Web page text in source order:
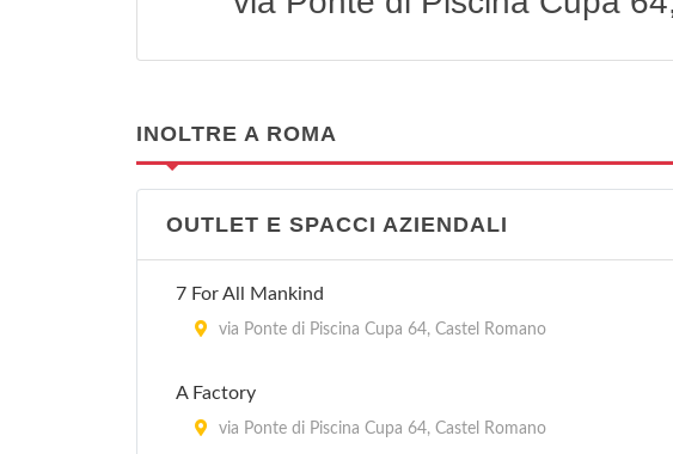
INOLTRE A ROMA
OUTLET E SPACCI AZIENDALI
7 For All Mankind
via Ponte di Piscina Cupa 64, Castel Romano
A Factory
via Ponte di Piscina Cupa 64, Castel Romano